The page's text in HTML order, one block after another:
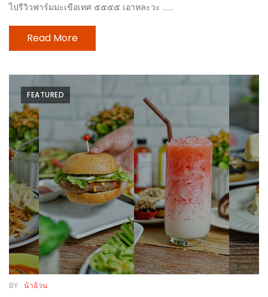
TIMELINE
POLICY
ครั้ง
ที่
2
เทศกาล
เบียร์
ที่
ใหญ่
ที่สุด
ใน
โลก
กับ
โรง
แรม
ไปรีวิวฟาร์มมะเขือเทศ ๕๕๕๕ เอาหละวะ ......
Read More
FEATURED
BY น้าอ้วน